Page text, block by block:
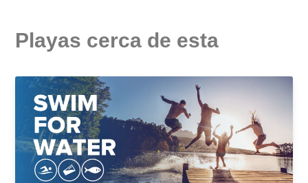
Playas cerca de esta